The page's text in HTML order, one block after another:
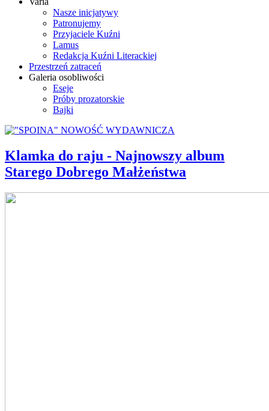
Nasze inicjatywy
Patronujemy
Przyjaciele Kuźni
Lamus
Redakcja Kuźni Literackiej
Przestrzeń zatraceń
Galeria osobliwości
Eseje
Próby prozatorskie
Bajki
Klamka do raju - Najnowszy album
Starego Dobrego Małżeństwa